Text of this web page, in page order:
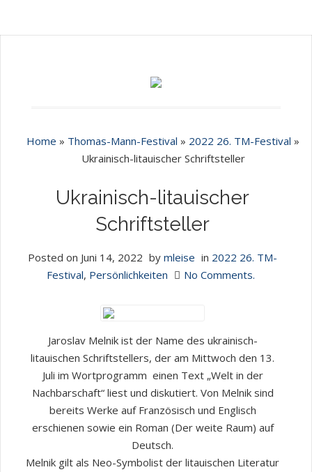
Home » Thomas-Mann-Festival » 2022 26. TM-Festival »
Ukrainisch-litauischer Schriftsteller
Ukrainisch-litauischer
Schriftsteller
Posted on Juni 14, 2022 by mleise in 2022 26. TM-
Festival, Persönlichkeiten No Comments.
Jaroslav Melnik ist der Name des ukrainisch-
litauischen Schriftstellers, der am Mittwoch den 13.
Juli im Wortprogramm einen Text „Welt in der
Nachbarschaft“ liest und diskutiert. Von Melnik sind
bereits Werke auf Französisch und Englisch
erschienen sowie ein Roman (Der weite Raum) auf
Deutsch.
Melnik gilt als Neo-Symbolist der litauischen Literatur